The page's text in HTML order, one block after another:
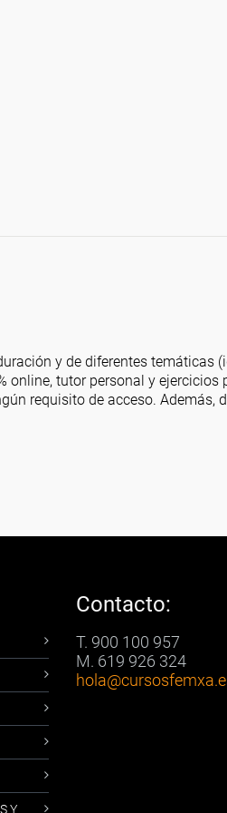
y de diferentes temáticas
tutor personal y ejercicios
requisito de acceso. Además,
Y
Contacto:
T. 900 100 957
M. 619 926 324
hola